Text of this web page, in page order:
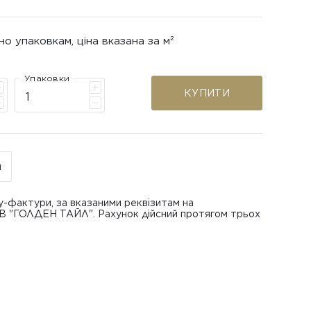
упаковкам, ціна вказана за м²
Упаковки
КУПИТИ
фактури, за вказаними реквізитам на
"ГОЛДЕН ТАЙЛ". Рахунок дійсний протягом трьох